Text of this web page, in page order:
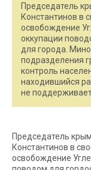
Председатель
Константинов в
освобождение
оккупации
для города.
подразделения
контроль
находившийся
не
Председатель
Константинов в
освобождение